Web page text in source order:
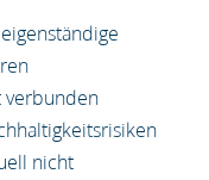
verbunden
nicht